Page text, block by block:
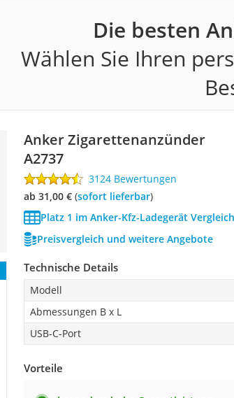
Die besten
Wählen Sie Ihren
Anker Zigarettenanzünder
A2737
3124 Bewertungen
ab 31,00 €( Sofort lieferbar)
Platz 1 im Anker-Kfz-Ladegerät Vergleich
Preisvergleich und weitere Angebote
Technische Details
Modell
Abmessungen B x L
USB-C-Port
Vorteile